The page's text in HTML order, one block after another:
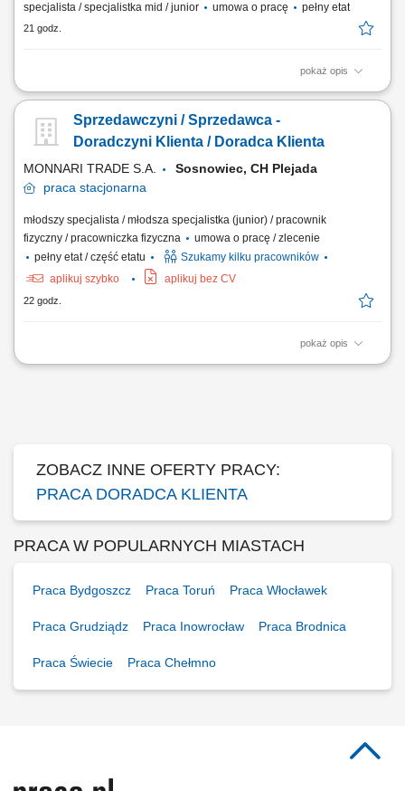
specjalista / specjalistka mid / junior umowa o pracę pełny etat
21 godz.
pokaż opis
Co będziesz robić? Twój start z Buddym: przez pierwsze 4 miesiące
wsparciu opiekuna wdrożenia i zespołu, Aktywna sprzedaż i doradztwo:
będziesz sprzedawać i doradzać klientom w wyborze najlepszych
Sprzedawczyni / Sprzedawca -
Doradczyni Klienta / Doradca Klienta
MONNARI TRADE S.A.
Sosnowiec, CH Plejada
praca stacjonarna
młodszy specjalista / młodsza specjalistka (junior) / pracownik
fizyczny / pracowniczka fizyczna
umowa o pracę / zlecenie
pełny etat / część etatu
Szukamy kilku pracowników
aplikuj szybko
aplikuj bez CV
22 godz.
pokaż opis
Salon Monnari Praca od zaraz Praca dla osób z doświadczeniem i bez
ZOBACZ INNE OFERTY PRACY:
PRACA DORADCA KLIENTA
PRACA W POPULARNYCH MIASTACH
Praca Bydgoszcz Praca Toruń Praca Włocławek
Praca Grudziądz Praca Inowrocław Praca Brodnica
Praca Świecie Praca Chełmno